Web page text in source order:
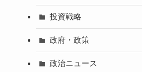
投資戦略
政府・政策
政治ニュース